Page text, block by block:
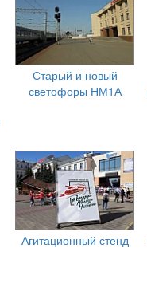
Старый и новый
светофоры НМ1А
Агитационный стенд